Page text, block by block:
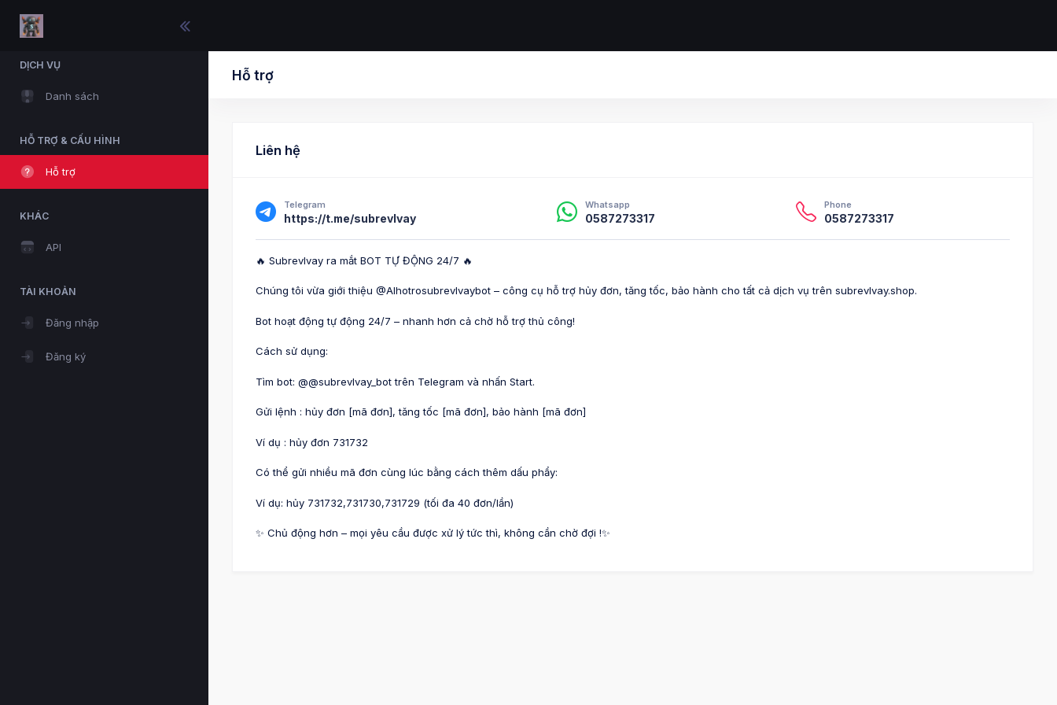
DỊCH VỤ
Danh sách
HỖ TRỢ & CẤU HÌNH
Hỗ trợ
KHÁC
API
TÀI KHOẢN
Đăng nhập
Đăng ký
Hỗ trợ
Liên hệ
Telegram
https://t.me/subrevlvay
Whatsapp
0587273317
Phone
0587273317
🔥 Subrevlvay ra mắt BOT TỰ ĐỘNG 24/7 🔥
Chúng tôi vừa giới thiệu @AIhotrosubrevlvaybot – công cụ hỗ trợ hủy đơn, tăng tốc, bảo hành cho tất cả dịch vụ trên subrevlvay.shop.
Bot hoạt động tự động 24/7 – nhanh hơn cả chờ hỗ trợ thủ công!
Cách sử dụng:
Tìm bot: @@subrevlvay_bot trên Telegram và nhấn Start.
Gửi lệnh : hủy đơn [mã đơn], tăng tốc [mã đơn], bảo hành [mã đơn]
Ví dụ : hủy đơn 731732
Có thể gửi nhiều mã đơn cùng lúc bằng cách thêm dấu phẩy:
Ví dụ: hủy 731732,731730,731729 (tối đa 40 đơn/lần)
✨ Chủ động hơn – mọi yêu cầu được xử lý tức thì, không cần chờ đợi !✨